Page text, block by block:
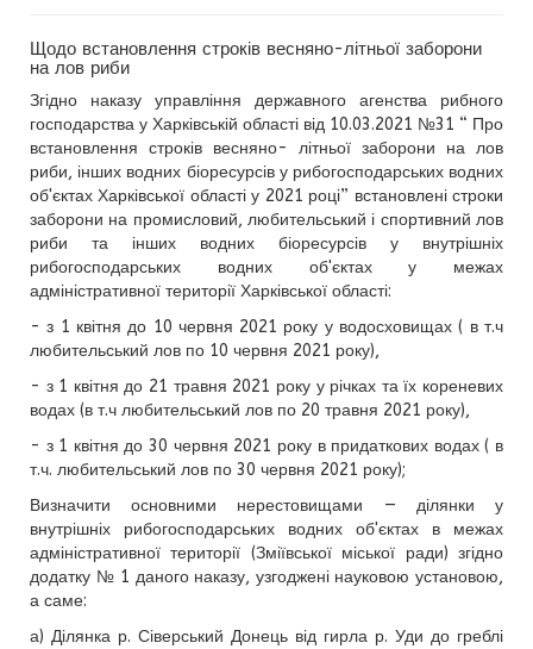
Щодо встановлення строків весняно-літньої заборони
на лов риби
Згідно наказу управління державного агенства рибного
господарства у Харківській області від 10.03.2021 №31 “ Про
встановлення строків весняно- літньої заборони на лов
риби, інших водних біоресурсів у рибогосподарських водних
об'єктах Харківської області у 2021 році” встановлені строки
заборони на промисловий, любительський і спортивний лов
риби та інших водних біоресурсів у внутрішніх
рибогосподарських водних об'єктах у межах
адміністративної території Харківської області:
- з 1 квітня до 10 червня 2021 року у водосховищах ( в т.ч
любительський лов по 10 червня 2021 року),
- з 1 квітня до 21 травня 2021 року у річках та їх кореневих
водах (в т.ч любительський лов по 20 травня 2021 року),
- з 1 квітня до 30 червня 2021 року в придаткових водах ( в
т.ч. любительський лов по 30 червня 2021 року);
Визначити основними нерестовищами — ділянки у
внутрішніх рибогосподарських водних об'єктах в межах
адміністративної території (Зміївської міської ради) згідно
додатку № 1 даного наказу, узгоджені науковою установою,
а саме:
а) Ділянка р. Сіверський Донець від гирла р. Уди до греблі